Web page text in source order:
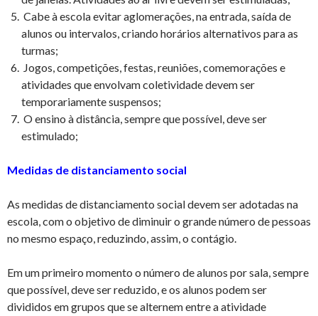
Cabe à escola evitar aglomerações, na entrada, saída de
alunos ou intervalos, criando horários alternativos para as
turmas;
Jogos, competições, festas, reuniões, comemorações e
atividades que envolvam coletividade devem ser
temporariamente suspensos;
O ensino à distância, sempre que possível, deve ser
estimulado;
Medidas de distanciamento social
As medidas de distanciamento social devem ser adotadas na
escola, com o objetivo de diminuir o grande número de pessoas
no mesmo espaço, reduzindo, assim, o contágio.
Em um primeiro momento o número de alunos por sala, sempre
que possível, deve ser reduzido, e os alunos podem ser
divididos em grupos que se alternem entre a atividade